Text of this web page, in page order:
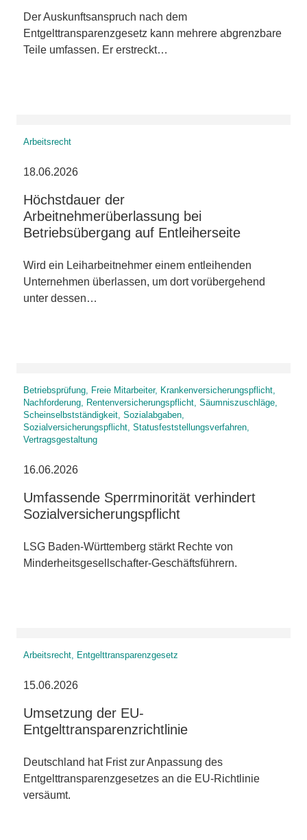
Der Auskunftsanspruch nach dem
Entgelttransparenzgesetz kann mehrere abgrenzbare
Teile umfassen. Er erstreckt…
Arbeitsrecht
18.06.2026
Höchstdauer der
Arbeitnehmerüberlassung bei
Betriebsübergang auf Entleiherseite
Wird ein Leiharbeitnehmer einem entleihenden
Unternehmen überlassen, um dort vorübergehend
unter dessen…
Betriebsprüfung, Freie Mitarbeiter, Krankenversicherungspflicht,
Nachforderung, Rentenversicherungspflicht, Säumniszuschläge,
Scheinselbstständigkeit, Sozialabgaben,
Sozialversicherungspflicht, Statusfeststellungsverfahren,
Vertragsgestaltung
16.06.2026
Umfassende Sperrminorität verhindert
Sozialversicherungspflicht
LSG Baden-Württemberg stärkt Rechte von
Minderheitsgesellschafter-Geschäftsführern.
Arbeitsrecht, Entgelttransparenzgesetz
15.06.2026
Umsetzung der EU-
Entgelttransparenzrichtlinie
Deutschland hat Frist zur Anpassung des
Entgelttransparenzgesetzes an die EU-Richtlinie
versäumt.